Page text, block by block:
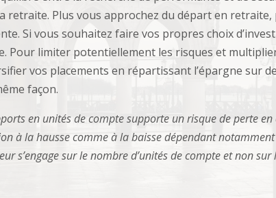
retraite. Plus vous approchez du départ en
Si vous souhaitez faire vos propres choix
Pour limiter potentiellement les risques et
vos placements en répartissant l’épargne sur
façon.
en unités de compte supporte un risque de perte
à la hausse comme à la baisse dépendant notamment
s’engage sur le nombre d’unités de compte et non sur